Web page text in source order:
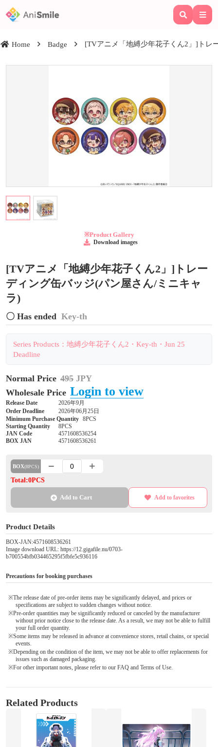
Home Badge [TVアニメ「地縛少年花子くん2」]トレ
※Product Gallery
Download images
[TVアニメ「地縛少年花子くん2」]トレー
ディング缶バッジ(パン屋さん/ミニキャ
ラ)
〇 Has ended Key-th
Series Products：地縛少年花子くん2・Key-th・Jun 25
Deadline
Normal Price 495 JPY
Wholesale Price Login to view
Release Date
2026年9月
Order Deadline
2026年06月25日
Minimum Purchase Quantity 8PCS
Starting Quantity
8PCS
JAN Code
4571608536254
BOX JAN
4571608536261
BOX(8PCS)
Total:0PCS
Add to Cart Add to favorites
Product Details
BOX-JAN:4571608536261
Image download URL: https://12.gigafile.nu/0703-
b700554bfb034465295f5fbfe5c936116
Precautions for booking purchases
※The release date of pre-order items may be significantly delayed, and prices or
specifications are subject to sudden changes without notice.
※Pre-order quantities may be significantly reduced or canceled by the manufacturer
without prior notice close to the release date. As a result, we may not be able to fulfill
your full order quantity.
※Some items may be released in advance at convenience stores, retail chains, or special
events.
※Depending on the condition of the item, we may not be able to offer replacements for
issues such as damaged packaging.
※For other important notes, please refer to our FAQ and Terms of Use.
Related Products